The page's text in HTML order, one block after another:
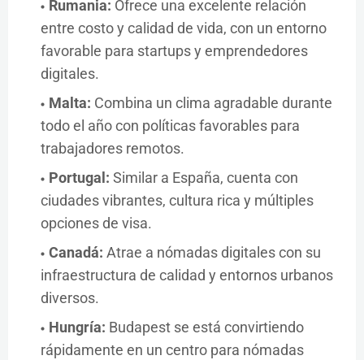
Rumania: Ofrece una excelente relación
entre costo y calidad de vida, con un entorno
favorable para startups y emprendedores
digitales.
Malta: Combina un clima agradable durante
todo el año con políticas favorables para
trabajadores remotos.
Portugal: Similar a España, cuenta con
ciudades vibrantes, cultura rica y múltiples
opciones de visa.
Canadá: Atrae a nómadas digitales con su
infraestructura de calidad y entornos urbanos
diversos.
Hungría: Budapest se está convirtiendo
rápidamente en un centro para nómadas